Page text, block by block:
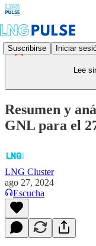
Suscribirse Iniciar
Lee
Resumen y
GNL para el
LNG Cluster
ago 27, 2024
Escucha